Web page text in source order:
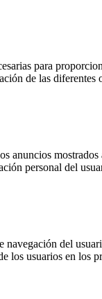
para
de las diferentes
anuncios
personal del
del
los usuarios en los